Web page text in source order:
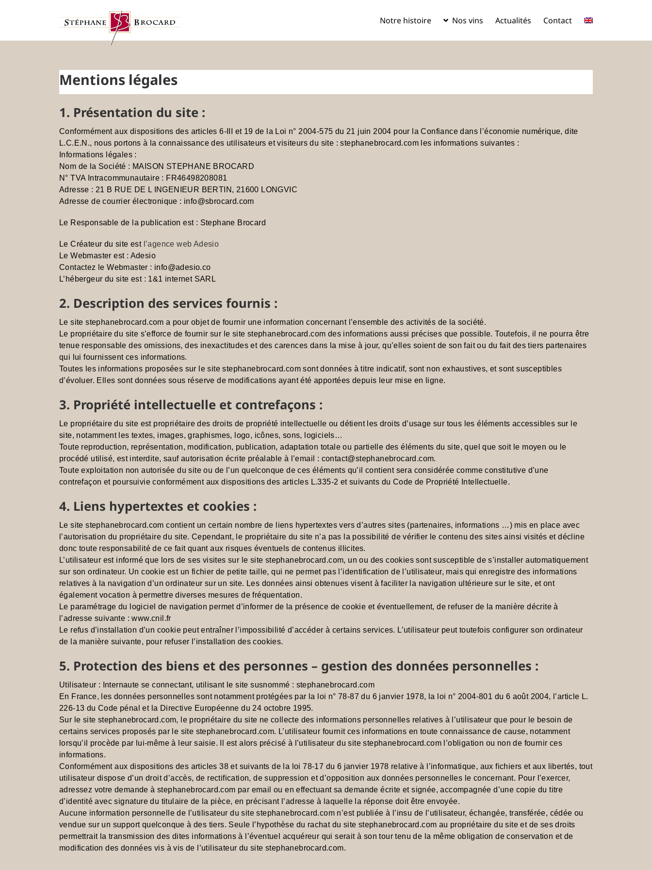
Notre histoire Nos vins Actualités Contact
Mentions légales
1. Présentation du site :
Conformément aux dispositions des articles 6-III et 19 de la Loi n° 2004-575 du 21 juin 2004 pour la Confiance dans l’économie numérique, dite
L.C.E.N., nous portons à la connaissance des utilisateurs et visiteurs du site : stephanebrocard.com les informations suivantes :
Informations légales :
Nom de la Société : MAISON STEPHANE BROCARD
N° TVA Intracommunautaire : FR46498208081
Adresse : 21 B RUE DE L INGENIEUR BERTIN, 21600 LONGVIC
Adresse de courrier électronique : info@sbrocard.com
Le Responsable de la publication est : Stephane Brocard
Le Créateur du site est l’agence web Adesio
Le Webmaster est : Adesio
Contactez le Webmaster : info@adesio.co
L’hébergeur du site est : 1&1 internet SARL
2. Description des services fournis :
Le site stephanebrocard.com a pour objet de fournir une information concernant l’ensemble des activités de la société.
Le propriétaire du site s’efforce de fournir sur le site stephanebrocard.com des informations aussi précises que possible. Toutefois, il ne pourra être
tenue responsable des omissions, des inexactitudes et des carences dans la mise à jour, qu’elles soient de son fait ou du fait des tiers partenaires
qui lui fournissent ces informations.
Toutes les informations proposées sur le site stephanebrocard.com sont données à titre indicatif, sont non exhaustives, et sont susceptibles
d’évoluer. Elles sont données sous réserve de modifications ayant été apportées depuis leur mise en ligne.
3. Propriété intellectuelle et contrefaçons :
Le propriétaire du site est propriétaire des droits de propriété intellectuelle ou détient les droits d’usage sur tous les éléments accessibles sur le
site, notamment les textes, images, graphismes, logo, icônes, sons, logiciels…
Toute reproduction, représentation, modification, publication, adaptation totale ou partielle des éléments du site, quel que soit le moyen ou le
procédé utilisé, est interdite, sauf autorisation écrite préalable à l’email : contact@stephanebrocard.com.
Toute exploitation non autorisée du site ou de l’un quelconque de ces éléments qu’il contient sera considérée comme constitutive d’une
contrefaçon et poursuivie conformément aux dispositions des articles L.335-2 et suivants du Code de Propriété Intellectuelle.
4. Liens hypertextes et cookies :
Le site stephanebrocard.com contient un certain nombre de liens hypertextes vers d’autres sites (partenaires, informations …) mis en place avec
l’autorisation du propriétaire du site. Cependant, le propriétaire du site n’a pas la possibilité de vérifier le contenu des sites ainsi visités et décline
donc toute responsabilité de ce fait quant aux risques éventuels de contenus illicites.
L’utilisateur est informé que lors de ses visites sur le site stephanebrocard.com, un ou des cookies sont susceptible de s’installer automatiquement
sur son ordinateur. Un cookie est un fichier de petite taille, qui ne permet pas l’identification de l’utilisateur, mais qui enregistre des informations
relatives à la navigation d’un ordinateur sur un site. Les données ainsi obtenues visent à faciliter la navigation ultérieure sur le site, et ont
également vocation à permettre diverses mesures de fréquentation.
Le paramétrage du logiciel de navigation permet d’informer de la présence de cookie et éventuellement, de refuser de la manière décrite à
l’adresse suivante : www.cnil.fr
Le refus d’installation d’un cookie peut entraîner l’impossibilité d’accéder à certains services. L’utilisateur peut toutefois configurer son ordinateur
de la manière suivante, pour refuser l’installation des cookies.
5. Protection des biens et des personnes – gestion des données personnelles :
Utilisateur : Internaute se connectant, utilisant le site susnommé : stephanebrocard.com
En France, les données personnelles sont notamment protégées par la loi n° 78-87 du 6 janvier 1978, la loi n° 2004-801 du 6 août 2004, l’article L.
226-13 du Code pénal et la Directive Européenne du 24 octobre 1995.
Sur le site stephanebrocard.com, le propriétaire du site ne collecte des informations personnelles relatives à l’utilisateur que pour le besoin de
certains services proposés par le site stephanebrocard.com. L’utilisateur fournit ces informations en toute connaissance de cause, notamment
lorsqu’il procède par lui-même à leur saisie. Il est alors précisé à l’utilisateur du site stephanebrocard.com l’obligation ou non de fournir ces
informations.
Conformément aux dispositions des articles 38 et suivants de la loi 78-17 du 6 janvier 1978 relative à l’informatique, aux fichiers et aux libertés, tout
utilisateur dispose d’un droit d’accès, de rectification, de suppression et d’opposition aux données personnelles le concernant. Pour l’exercer,
adressez votre demande à stephanebrocard.com par email ou en effectuant sa demande écrite et signée, accompagnée d’une copie du titre
d’identité avec signature du titulaire de la pièce, en précisant l’adresse à laquelle la réponse doit être envoyée.
Aucune information personnelle de l’utilisateur du site stephanebrocard.com n’est publiée à l’insu de l’utilisateur, échangée, transférée, cédée ou
vendue sur un support quelconque à des tiers. Seule l’hypothèse du rachat du site stephanebrocard.com au propriétaire du site et de ses droits
permettrait la transmission des dites informations à l’éventuel acquéreur qui serait à son tour tenu de la même obligation de conservation et de
modification des données vis à vis de l’utilisateur du site stephanebrocard.com.